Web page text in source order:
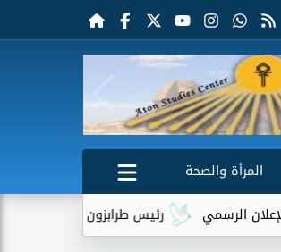
المرأة والصحة
رئيس طرابزون سبور يكشف دور تريزيجيه في